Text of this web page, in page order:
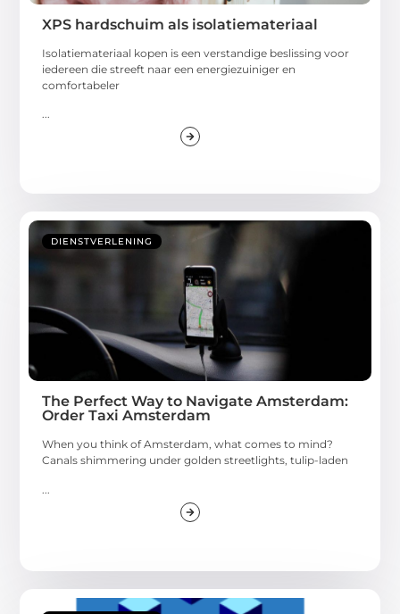
XPS hardschuim als isolatiemateriaal
Isolatiemateriaal kopen is een verstandige beslissing voor
iedereen die streeft naar een energiezuiniger en
comfortabeler
...
DIENSTVERLENING
The Perfect Way to Navigate Amsterdam:
Order Taxi Amsterdam
When you think of Amsterdam, what comes to mind?
Canals shimmering under golden streetlights, tulip-laden